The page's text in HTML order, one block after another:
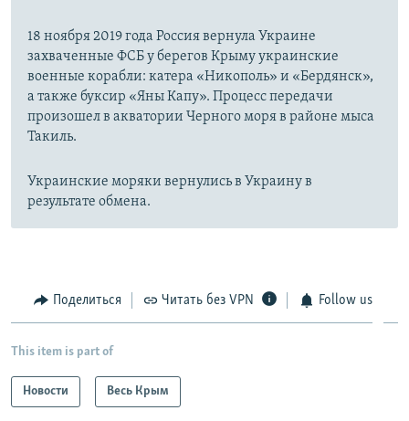
18 ноября 2019 года Россия вернула Украине
захваченные ФСБ у берегов Крыму украинские
военные корабли: катера «Никополь» и «Бердянск»,
а также буксир «Яны Капу». Процесс передачи
произошел в акватории Черного моря в районе мыса
Такиль.
Украинские моряки вернулись в Украину в
результате обмена.
Поделиться Читать без VPN Follow us
This item is part of
Новости Весь Крым